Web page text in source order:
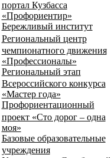
портал Кузбасса
«Профориентир»
Бережливый институт
Региональный центр
чемпионатного движения
«Профессионалы»
Региональный этап
Всероссийского конкурса
«Мастер года»
Профориентационный
проект «Сто дорог – одна
моя»
Базовые образовательные
учреждения